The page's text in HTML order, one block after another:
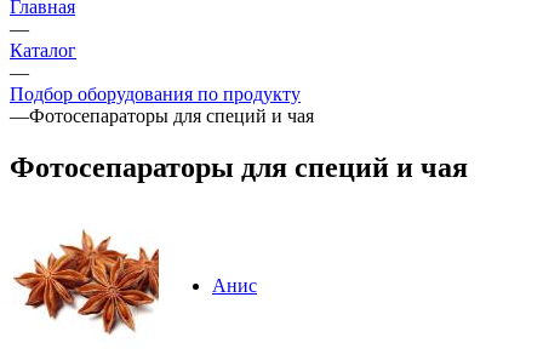
Главная
—
Каталог
—
Подбор оборудования по продукту
—Фотосепараторы для специй и чая
Фотосепараторы для специй и чая
Анис